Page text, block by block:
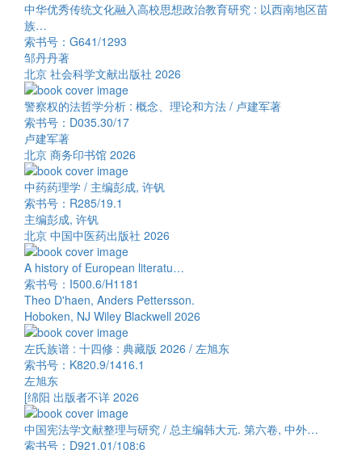
中华优秀传统文化融入高校思想政治教育研究 : 以西南地区苗
族…
索书号：G641/1293
邹丹丹著
北京 社会科学文献出版社 2026
警察权的法哲学分析 : 概念、理论和方法 / 卢建军著
索书号：D035.30/17
卢建军著
北京 商务印书馆 2026
中药药理学 / 主编彭成, 许钒
索书号：R285/19.1
主编彭成, 许钒
北京 中国中医药出版社 2026
A history of European literatu…
索书号：I500.6/H1181
Theo D'haen, Anders Pettersson.
Hoboken, NJ Wiley Blackwell 2026
左氏族谱 : 十四修 : 典藏版 2026 / 左旭东
索书号：K820.9/1416.1
左旭东
[绵阳 出版者不详 2026
中国宪法学文献整理与研究 / 总主编韩大元. 第六卷, 中外…
索书号：D921.01/108:6